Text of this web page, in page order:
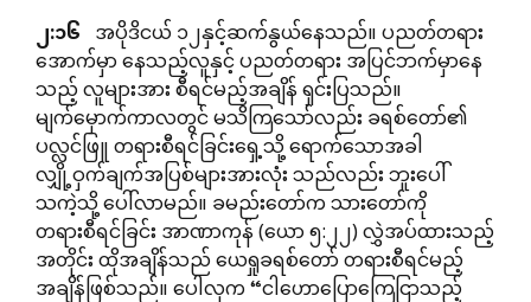
၂:၁၆ အပိုဒိငယ် ၁၂နှင့်ဆက်နွယ်နေသည်။ ပညတ်တရား
အောက်မှာ နေသည့်လူနှင့် ပညတ်တရား အပြင်ဘက်မှာနေ
သည့် လူများအား စီရင်မည့်အချိန် ရှင်းပြသည်။
မျက်မှောက်ကာလတွင် မသိကြသော်လည်း ခရစ်တော်၏
ပလ္လင်ဖြူ တရားစီရင်ခြင်းရှေ့သို့ ရောက်သောအခါ
လျှို့ဝှက်ချက်အပြစ်များအားလုံး သည်လည်း ဘူးပေါ်
သကဲ့သို့ ပေါ်လာမည်။ ခမည်းတော်က သားတော်ကို
တရားစီရင်ခြင်း အာဏာကုန် (ယော ၅:၂၂) လွှဲအပ်ထားသည့်
အတိုင်း ထိုအချိန်သည် ယေရှုခရစ်တော် တရားစီရင်မည့်
အချိန်ဖြစ်သည်။ ပေါလုက “ငါဟောပြောကြေငြာသည့်